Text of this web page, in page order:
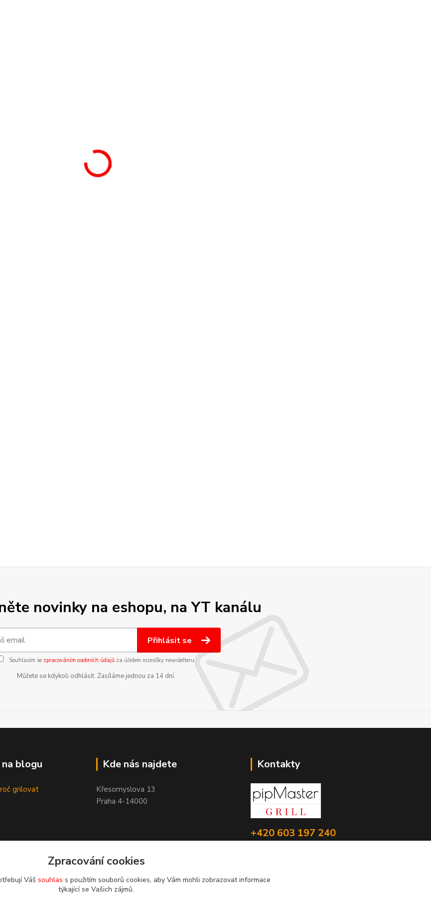
novinky na eshopu, na YT kanálu
Přihlásit se
Souhlasím se zpracováním osobních údajůza účelem rozesílky newsletteru.
Můžete se kdykoli odhlásit. Zasíláme jednou za 14 dní.
blogu
grilovat
Kde nás najdete
Křesomyslova 13
Praha 4-14000
Kontakty
+420 603 197 240
Zpracování cookies
Váš souhlas s použitím souborů cookies, aby Vám mohli zobrazovat informace
týkající se Vašich zájmů.